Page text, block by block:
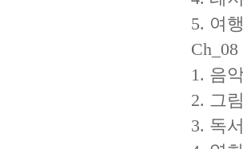
5. 여
1. 음
2. 그
3. 독